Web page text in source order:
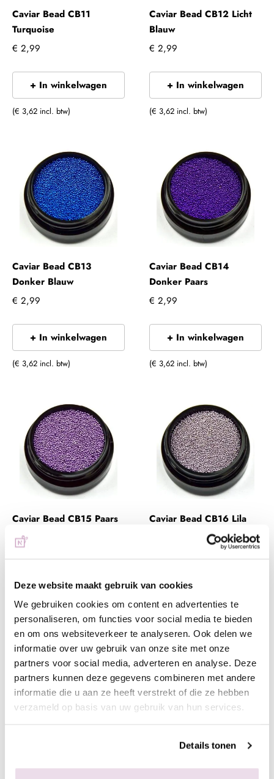
Deze website maakt gebruik van cookies
We gebruiken cookies om content en advertenties te
personaliseren, om functies voor social media te bieden
en om ons websiteverkeer te analyseren. Ook delen we
informatie over uw gebruik van onze site met onze
partners voor social media, adverteren en analyse. Deze
partners kunnen deze gegevens combineren met andere
informatie die u aan ze heeft verstrekt of die ze hebben
verzameld op basis van uw gebruik van hun services.
Details tonen
Caviar Bead CB11
Turquoise
€ 2,99
+ In winkelwagen
(€ 3,62 incl. btw)
Caviar Bead CB12 Licht
Blauw
€ 2,99
+ In winkelwagen
(€ 3,62 incl. btw)
Caviar Bead CB13
Donker Blauw
€ 2,99
+ In winkelwagen
(€ 3,62 incl. btw)
Caviar Bead CB14
Donker Paars
€ 2,99
+ In winkelwagen
(€ 3,62 incl. btw)
Caviar Bead CB15 Paars
+ In winkelwagen
(€ 3,62 incl. btw)
Caviar Bead CB16 Lila
+ In winkelwagen
(€ 3,62 incl. btw)
Caviar Bead CB18 Roze
Caviar Bead CB19 Fel